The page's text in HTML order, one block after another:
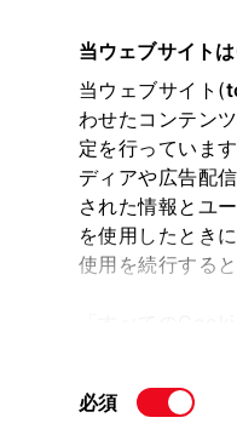
当ウェブサイト
当ウェブサイト(
わせたコンテン
定を行っていま
ディアや広告配
された情報とユ
を使用したとき
使用を続行する
て」をご覧くだ
同
必須
マルチ
安
安全運
当サイトには、全て